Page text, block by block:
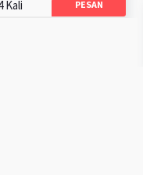
Kali PESAN